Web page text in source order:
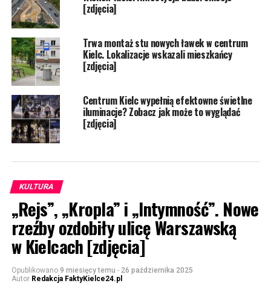
[zdjęcia]
Trwa montaż stu nowych ławek w centrum
Kielc. Lokalizacje wskazali mieszkańcy
[zdjęcia]
Centrum Kielc wypełnią efektowne świetlne
iluminacje? Zobacz jak może to wyglądać
[zdjęcia]
KULTURA
„Rejs”, „Kropla” i „Intymność”. Nowe
rzeźby ozdobiły ulicę Warszawską
w Kielcach [zdjęcia]
Opublikowano 9 miesięcy temu - 26 października 2025
Autor Redakcja FaktyKielce24.pl